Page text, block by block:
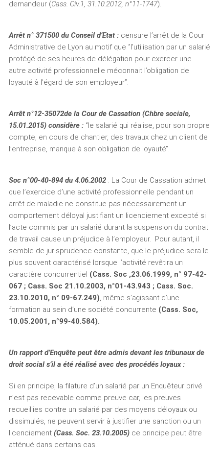
demandeur (Cass. Civ.1, 31.10.2012, n°11-1747).
Arrêt n° 371500 du Conseil d’Etat : censure l’arrêt de la Cour
Administrative de Lyon au motif que ‘’l’utilisation par un salarié
protégé de ses heures de délégation pour exercer une
autre activité professionnelle méconnait l’obligation de
loyauté à l’égard de son employeur’’.
Arrêt n°12-35072de la Cour de Cassation (Chbre sociale,
15.01.2015) considère : ‘’le salarié qui réalise, pour son propre
compte, en cours de chantier, des travaux chez un client de
l’entreprise, manque à son obligation de loyauté’’.
Soc n°00-40-894 du 4.06.2002 : La Cour de Cassation admet
que l’exercice d’une activité professionnelle pendant un
arrêt de maladie ne constitue pas nécessairement un
comportement déloyal justifiant un licenciement excepté si
l’acte commis par un salarié durant la suspension du contrat
de travail cause un préjudice à l’employeur. Pour autant, il
semble de jurisprudence constante, que le préjudice sera le
plus souvent caractérisé lorsque l’activité revêtira un
caractère concurrentiel (Cass. Soc ,23.06.1999, n° 97-42-
067 ; Cass. Soc 21.10.2003, n°01-43.943 ; Cass. Soc.
23.10.2010, n° 09-67.249), même s’agissant d’une
formation au sein d’une société concurrente (Cass. Soc,
10.05.2001, n°99-40.584).
Un rapport d’Enquête peut être admis devant les tribunaux de
droit social s’il a été réalisé avec des procédés loyaux :
Si en principe, la filature d’un salarié par un Enquêteur privé
n’est pas recevable comme preuve car, les preuves
recueillies contre un salarié par des moyens déloyaux ou
dissimulés, ne peuvent servir à justifier une sanction ou un
licenciement (Cass. Soc. 23.10.2005) ce principe peut être
atténué dans certains cas.